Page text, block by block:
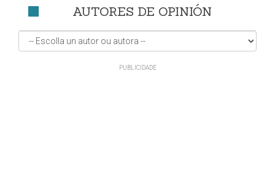
AUTORES DE OPINIÓN